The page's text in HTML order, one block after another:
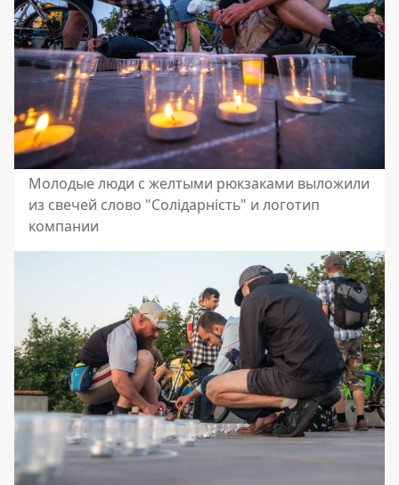
Молодые люди с желтыми рюкзаками выложили
из свечей слово "Солідарність" и логотип
компании